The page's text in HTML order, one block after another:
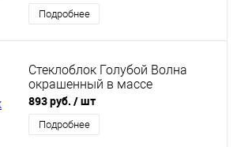
Подробнее
Стеклоблок Голубой Волна
окрашенный в массе
893 руб. / шт
Подробнее